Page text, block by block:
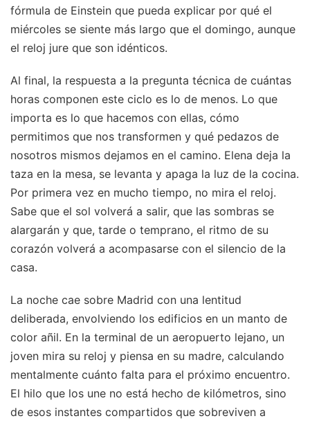
fórmula de Einstein que pueda explicar por qué el
miércoles se siente más largo que el domingo, aunque
el reloj jure que son idénticos.
Al final, la respuesta a la pregunta técnica de cuántas
horas componen este ciclo es lo de menos. Lo que
importa es lo que hacemos con ellas, cómo
permitimos que nos transformen y qué pedazos de
nosotros mismos dejamos en el camino. Elena deja la
taza en la mesa, se levanta y apaga la luz de la cocina.
Por primera vez en mucho tiempo, no mira el reloj.
Sabe que el sol volverá a salir, que las sombras se
alargarán y que, tarde o temprano, el ritmo de su
corazón volverá a acompasarse con el silencio de la
casa.
La noche cae sobre Madrid con una lentitud
deliberada, envolviendo los edificios en un manto de
color añil. En la terminal de un aeropuerto lejano, un
joven mira su reloj y piensa en su madre, calculando
mentalmente cuánto falta para el próximo encuentro.
El hilo que los une no está hecho de kilómetros, sino
de esos instantes compartidos que sobreviven a